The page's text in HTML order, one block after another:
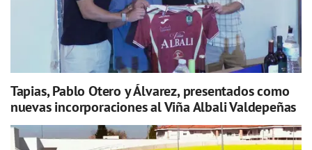
Tapias, Pablo Otero y Álvarez, presentados como
nuevas incorporaciones al Viña Albali Valdepeñas